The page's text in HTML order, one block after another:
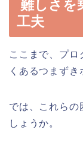
難しさを
工夫
ここまで、プロ
くあるつまずき
では、これらの
しょうか。